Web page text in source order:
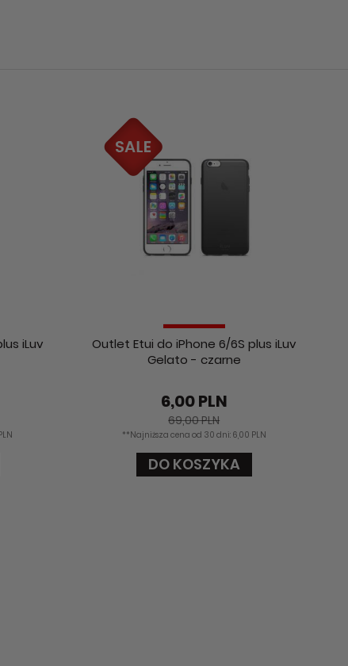
iLuv
Outlet Etui do iPhone 6/6S plus iLuv
Gelato - czarne
6,00 PLN
69,00 PLN
**Najniższa cena od 30 dni: 6,00 PLN
DO KOSZYKA